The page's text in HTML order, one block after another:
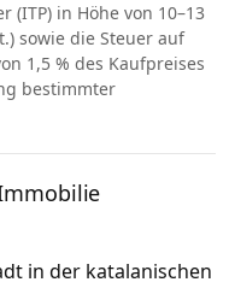
in Höhe von 10–13
sowie die Steuer auf
1,5 % des Kaufpreises
bestimmter
in der katalanischen